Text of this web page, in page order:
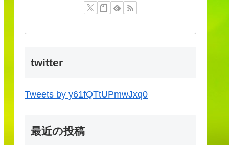
twitter
Tweets by y61fQTtUPmwJxq0
最近の投稿